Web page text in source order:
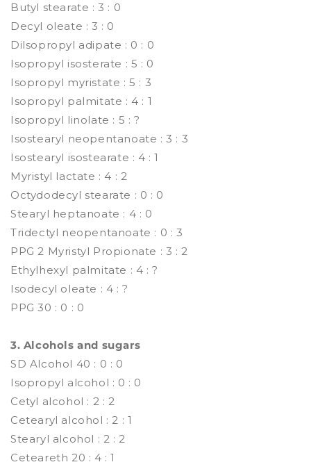
Butyl stearate : 3 : 0
Decyl oleate : 3 : 0
Dilsopropyl adipate : 0 : 0
Isopropyl isosterate : 5 : 0
Isopropyl myristate : 5 : 3
Isopropyl palmitate : 4 : 1
Isopropyl linolate : 5 : ?
Isostearyl neopentanoate : 3 : 3
Isostearyl isostearate : 4 : 1
Myristyl lactate : 4 : 2
Octydodecyl stearate : 0 : 0
Stearyl heptanoate : 4 : 0
Tridectyl neopentanoate : 0 : 3
PPG 2 Myristyl Propionate : 3 : 2
Ethylhexyl palmitate : 4 : ?
Isodecyl oleate : 4 : ?
PPG 30 : 0 : 0
3. Alcohols and sugars
SD Alcohol 40 : 0 : 0
Isopropyl alcohol : 0 : 0
Cetyl alcohol : 2 : 2
Cetearyl alcohol : 2 : 1
Stearyl alcohol : 2 : 2
Ceteareth 20 : 4 : 1